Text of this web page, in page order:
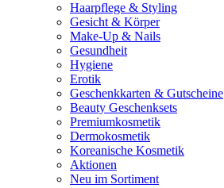
Haarpflege & Styling
Gesicht & Körper
Make-Up & Nails
Gesundheit
Hygiene
Erotik
Geschenkkarten & Gutscheine
Beauty Geschenksets
Premiumkosmetik
Dermokosmetik
Koreanische Kosmetik
Aktionen
Neu im Sortiment